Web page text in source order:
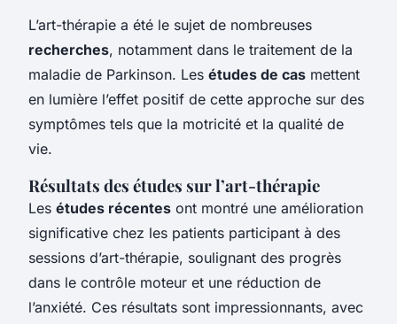
L’art-thérapie a été le sujet de nombreuses
recherches, notamment dans le traitement de la
maladie de Parkinson. Les études de cas mettent
en lumière l’effet positif de cette approche sur des
symptômes tels que la motricité et la qualité de
vie.
Résultats des études sur l’art-thérapie
Les études récentes ont montré une amélioration
significative chez les patients participant à des
sessions d’art-thérapie, soulignant des progrès
dans le contrôle moteur et une réduction de
l’anxiété. Ces résultats sont impressionnants, avec